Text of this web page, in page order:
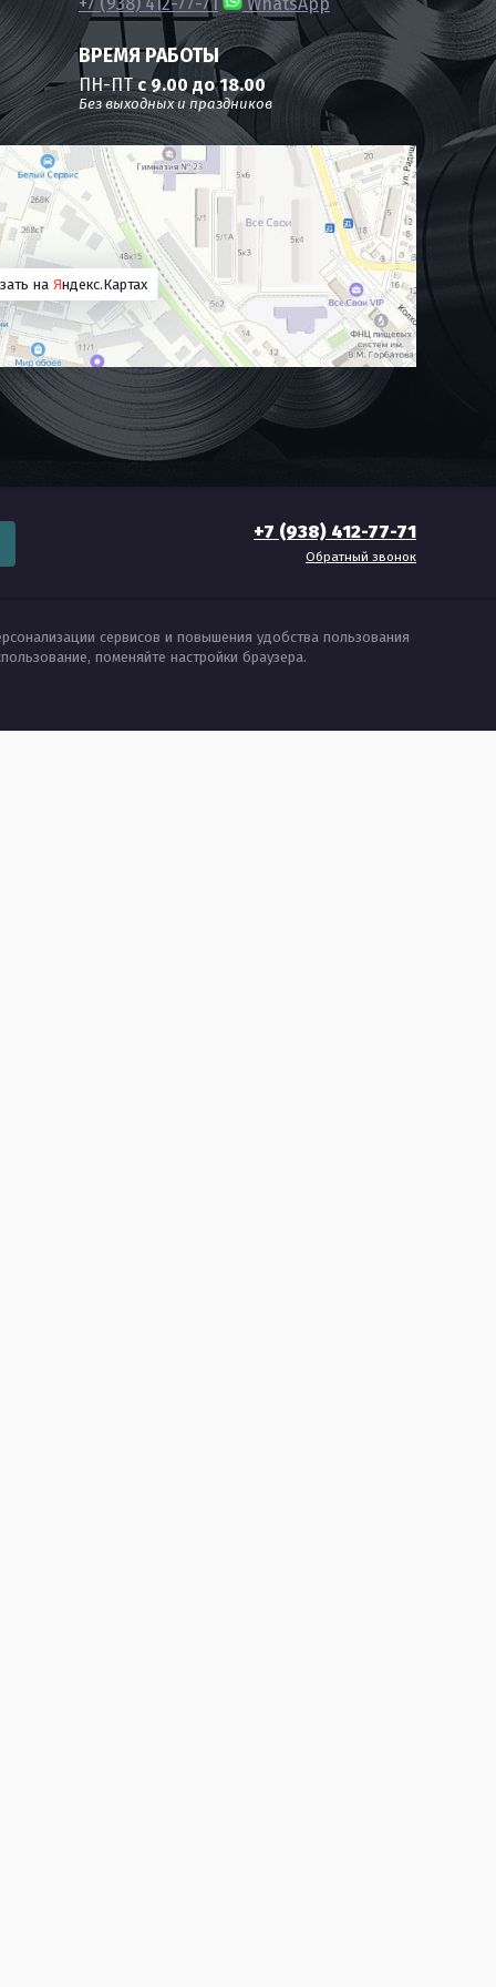
ВРЕМЯ РАБОТЫ
ПН-ПТс 9.00 до 18.00
Без выходных и праздников
на Яндекс.Картах
+7 (938) 412-77-71
Обратный звонок
сервисов и повышения удобства пользования
поменяйте настройки браузера.